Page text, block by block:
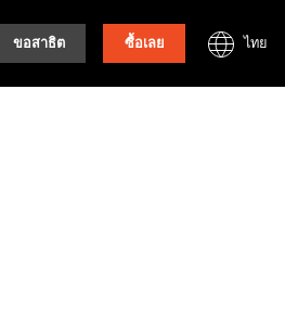
ขอสาธิต ซื้อเลย ไทย